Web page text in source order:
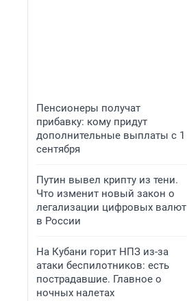
Пенсионеры получат
прибавку: кому придут
дополнительные выплаты с 1
сентября
Путин вывел крипту из тени.
Что изменит новый закон о
легализации цифровых валют
в России
На Кубани горит НПЗ из-за
атаки беспилотников: есть
пострадавшие. Главное о
ночных налетах